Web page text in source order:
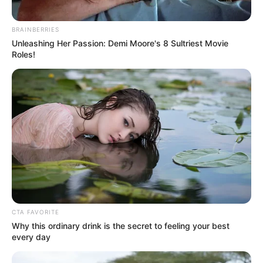
BRAINBERRIES
Unleashing Her Passion: Demi Moore's 8 Sultriest Movie
Roles!
CTA FAVORITE
Why this ordinary drink is the secret to feeling your best
every day